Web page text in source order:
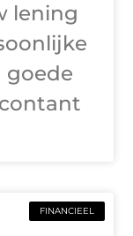
lening
goede
FINANCIEEL